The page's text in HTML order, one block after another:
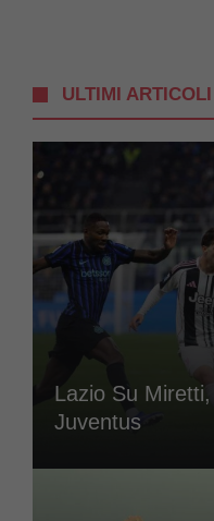
ULTIMI ARTICOLI
Lazio Su
Juventus